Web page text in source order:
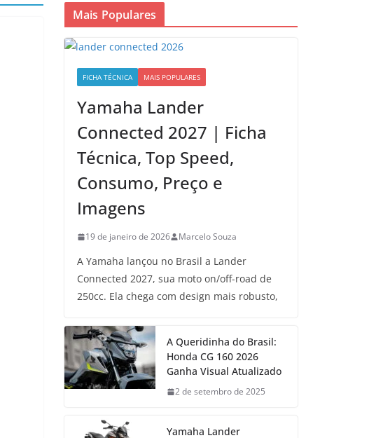
Mais Populares
FICHA TÉCNICA MAIS POPULARES
Yamaha Lander
Connected 2027 | Ficha
Técnica, Top Speed,
Consumo, Preço e
Imagens
19 de janeiro de 2026 Marcelo Souza
A Yamaha lançou no Brasil a Lander
Connected 2027, sua moto on/off-road de
250cc. Ela chega com design mais robusto,
A Queridinha do Brasil:
Honda CG 160 2026
Ganha Visual Atualizado
2 de setembro de 2025
Yamaha Lander